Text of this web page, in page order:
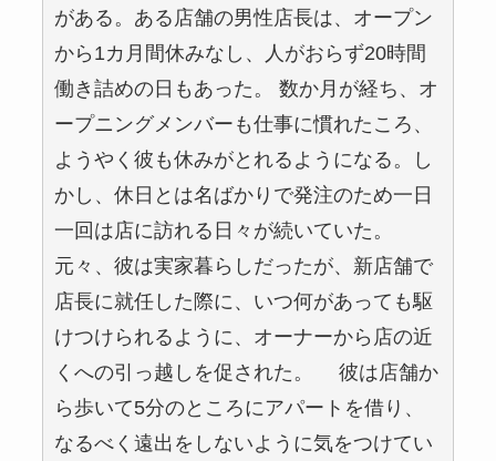
がある。ある店舗の男性店長は、オープン
から1カ月間休みなし、人がおらず20時間
働き詰めの日もあった。 数か月が経ち、オ
ープニングメンバーも仕事に慣れたころ、
ようやく彼も休みがとれるようになる。し
かし、休日とは名ばかりで発注のため一日
一回は店に訪れる日々が続いていた。
元々、彼は実家暮らしだったが、新店舗で
店長に就任した際に、いつ何があっても駆
けつけられるように、オーナーから店の近
くへの引っ越しを促された。 彼は店舗か
ら歩いて5分のところにアパートを借り、
なるべく遠出をしないように気をつけてい